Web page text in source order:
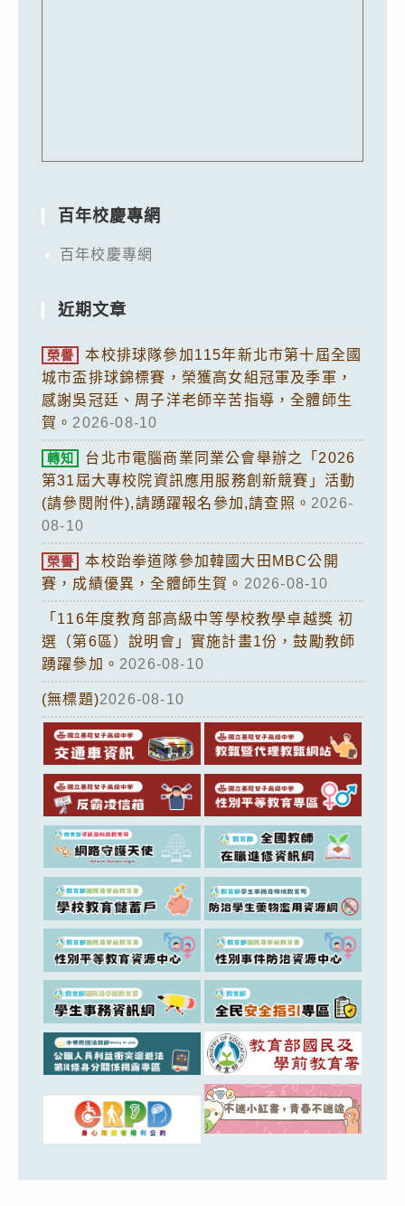
百年校慶專網
百年校慶專網
近期文章
榮譽
本校排球隊參加115年新北市第十屆全國
城市盃排球錦標賽，榮獲高女組冠軍及季軍，
感謝吳冠廷、周子洋老師辛苦指導，全體師生
賀。 2026-08-10
轉知
台北市電腦商業同業公會舉辦之「2026
第31屆大專校院資訊應用服務創新競賽」活動
(請參閱附件),請踴躍報名參加,請查照。 2026-
08-10
榮譽
本校跆拳道隊參加韓國大田MBC公開
賽，成績優異，全體師生賀。 2026-08-10
「116年度教育部高級中等學校教學卓越獎 初
選（第6區）說明會」實施計畫1份，鼓勵教師
踴躍參加。 2026-08-10
(無標題)2026-08-10